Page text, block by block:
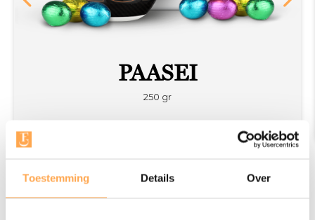
Toestemming Details Over
PAASEI
250 gr